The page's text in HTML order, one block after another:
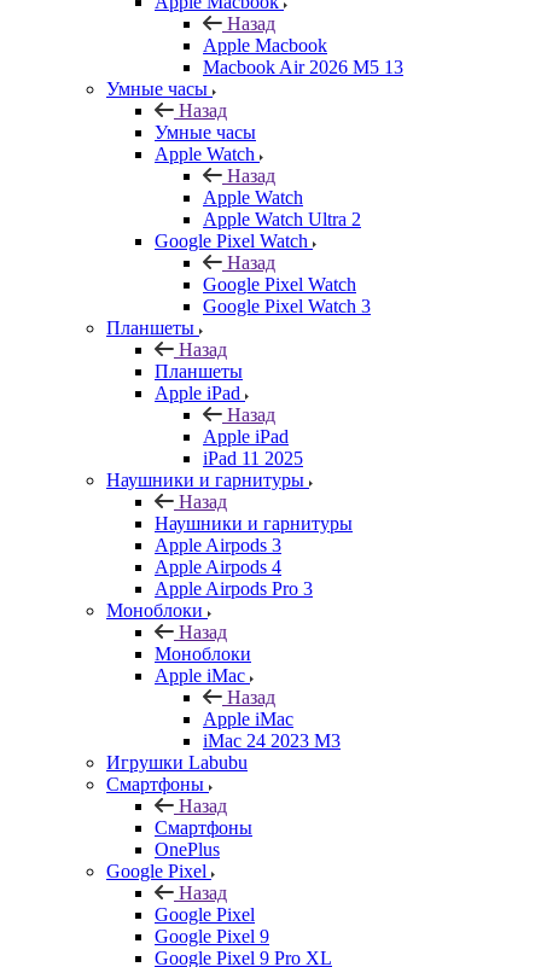
Назад
Apple Macbook
Macbook Air 2026 M5 13
Умные часы
Назад
Умные часы
Apple Watch
Назад
Apple Watch
Apple Watch Ultra 2
Google Pixel Watch
Назад
Google Pixel Watch
Google Pixel Watch 3
Планшеты
Назад
Планшеты
Apple iPad
Назад
Apple iPad
iPad 11 2025
Наушники и гарнитуры
Назад
Наушники и гарнитуры
Apple Airpods 3
Apple Airpods 4
Apple Airpods Pro 3
Моноблоки
Назад
Моноблоки
Apple iMac
Назад
Apple iMac
iMac 24 2023 M3
Игрушки Labubu
Смартфоны
Назад
Смартфоны
OnePlus
Google Pixel
Назад
Google Pixel
Google Pixel 9
Google Pixel 9 Pro XL